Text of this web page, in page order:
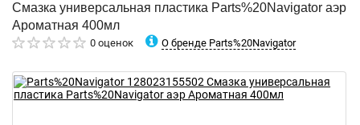
Смазка универсальная пластика Parts%20Navigator аэр
Ароматная 400мл
0 оценок О бренде Parts%20Navigator